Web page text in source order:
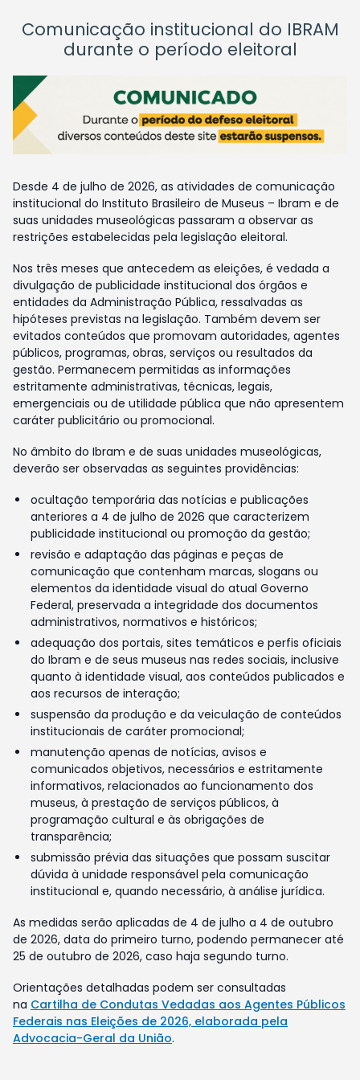
Comunicação institucional do IBRAM
durante o período eleitoral
Desde 4 de julho de 2026, as atividades de comunicação
institucional do Instituto Brasileiro de Museus – Ibram e de
suas unidades museológicas passaram a observar as
restrições estabelecidas pela legislação eleitoral.
Nos três meses que antecedem as eleições, é vedada a
divulgação de publicidade institucional dos órgãos e
entidades da Administração Pública, ressalvadas as
hipóteses previstas na legislação. Também devem ser
evitados conteúdos que promovam autoridades, agentes
públicos, programas, obras, serviços ou resultados da
gestão. Permanecem permitidas as informações
estritamente administrativas, técnicas, legais,
emergenciais ou de utilidade pública que não apresentem
caráter publicitário ou promocional.
No âmbito do Ibram e de suas unidades museológicas,
deverão ser observadas as seguintes providências:
ocultação temporária das notícias e publicações
anteriores a 4 de julho de 2026 que caracterizem
publicidade institucional ou promoção da gestão;
revisão e adaptação das páginas e peças de
comunicação que contenham marcas, slogans ou
elementos da identidade visual do atual Governo
Federal, preservada a integridade dos documentos
administrativos, normativos e históricos;
adequação dos portais, sites temáticos e perfis oficiais
do Ibram e de seus museus nas redes sociais, inclusive
quanto à identidade visual, aos conteúdos publicados e
aos recursos de interação;
suspensão da produção e da veiculação de conteúdos
institucionais de caráter promocional;
manutenção apenas de notícias, avisos e
comunicados objetivos, necessários e estritamente
informativos, relacionados ao funcionamento dos
museus, à prestação de serviços públicos, à
programação cultural e às obrigações de
transparência;
submissão prévia das situações que possam suscitar
dúvida à unidade responsável pela comunicação
institucional e, quando necessário, à análise jurídica.
As medidas serão aplicadas de 4 de julho a 4 de outubro
de 2026, data do primeiro turno, podendo permanecer até
25 de outubro de 2026, caso haja segundo turno.
Orientações detalhadas podem ser consultadas
na Cartilha de Condutas Vedadas aos Agentes Públicos
Federais nas Eleições de 2026, elaborada pela
Advocacia-Geral da União.